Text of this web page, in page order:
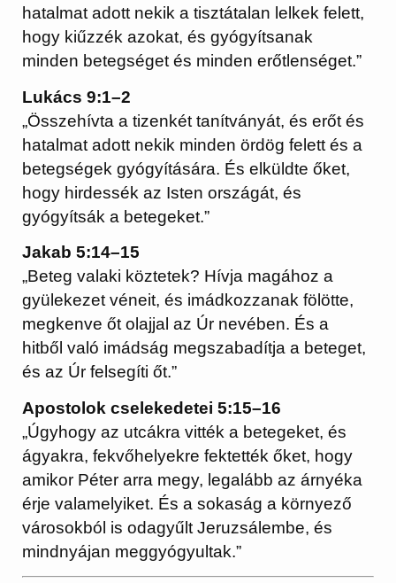
hatalmat adott nekik a tisztátalan lelkek felett,
hogy kiűzzék azokat, és gyógyítsanak
minden betegséget és minden erőtlenséget.”
Lukács 9:1–2
„Összehívta a tizenkét tanítványát, és erőt és
hatalmat adott nekik minden ördög felett és a
betegségek gyógyítására. És elküldte őket,
hogy hirdessék az Isten országát, és
gyógyítsák a betegeket.”
Jakab 5:14–15
„Beteg valaki köztetek? Hívja magához a
gyülekezet véneit, és imádkozzanak fölötte,
megkenve őt olajjal az Úr nevében. És a
hitből való imádság megszabadítja a beteget,
és az Úr felsegíti őt.”
Apostolok cselekedetei 5:15–16
„Úgyhogy az utcákra vitték a betegeket, és
ágyakra, fekvőhelyekre fektették őket, hogy
amikor Péter arra megy, legalább az árnyéka
érje valamelyiket. És a sokaság a környező
városokból is odagyűlt Jeruzsálembe, és
mindnyájan meggyógyultak.”